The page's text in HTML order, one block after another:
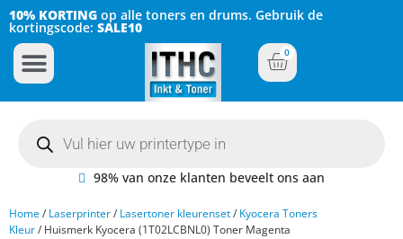
10% KORTING op alle toners en drums. Gebruik de
kortingscode: SALE10
0
98% van onze klanten beveelt ons aan
Home/ Laserprinter/ Lasertoner kleurenset/ Kyocera Toners
Kleur/ Huismerk Kyocera (1T02LCBNL0) Toner Magenta